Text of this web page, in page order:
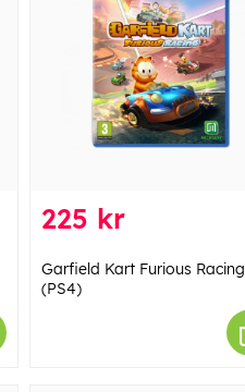
225 kr
Garfield Kart Furious Racing
(PS4)